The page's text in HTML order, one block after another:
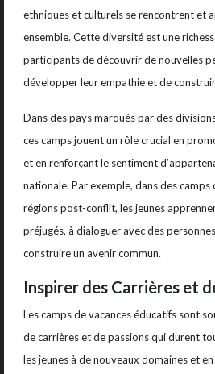
ethniques et culturels se rencontrent et
ensemble. Cette diversité est une
participants de découvrir de nouvelles
développer leur empathie et de
Dans des pays marqués par des
ces camps jouent un rôle crucial en
et en renforçant le sentiment
nationale. Par exemple, dans des camps
régions post-conflit, les jeunes
préjugés, à dialoguer avec des
construire un avenir commun.
Inspirer des Carrières et
Les camps de vacances éducatifs sont
de carrières et de passions qui durent
les jeunes à de nouveaux domaines et